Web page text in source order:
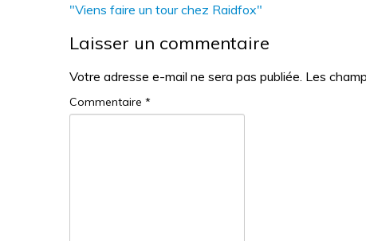
"Viens faire un tour chez Raidfox"
Laisser un commentaire
Votre adresse e-mail ne sera pas publiée. Les
Commentaire *